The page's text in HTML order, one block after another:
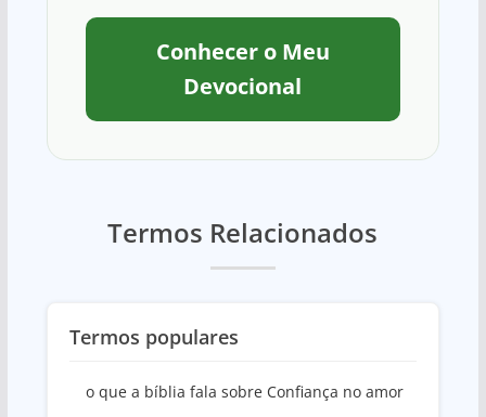
Conhecer o Meu
Devocional
Termos Relacionados
Termos populares
o que a bíblia fala sobre Confiança no amor